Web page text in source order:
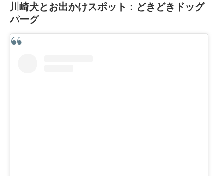
川崎犬とお出かけスポット：どきどきドッグ
パーグ